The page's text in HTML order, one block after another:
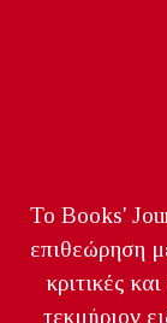
Το Books'
επιθεώρηση
κριτικές
τεκμήριον